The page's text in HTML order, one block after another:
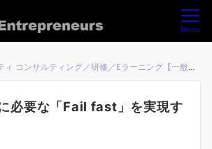
Menu
ティング／研修／Eラーニング【一般社団法人SDGsアントレプレナーズ】
必要な「Fail fast」を実現す